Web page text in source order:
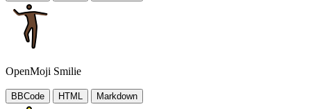
OpenMoji Smilie
BBCode HTML Markdown